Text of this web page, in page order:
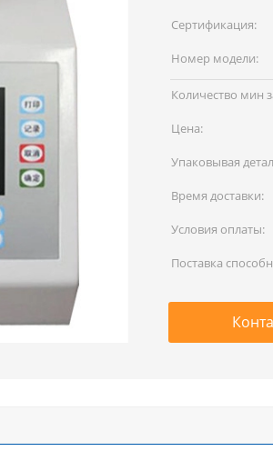
наименование:
Сертификация:
Номер модели:
Количество мин
Цена:
Упаковывая
Время доставки:
Условия оплаты:
Поставка